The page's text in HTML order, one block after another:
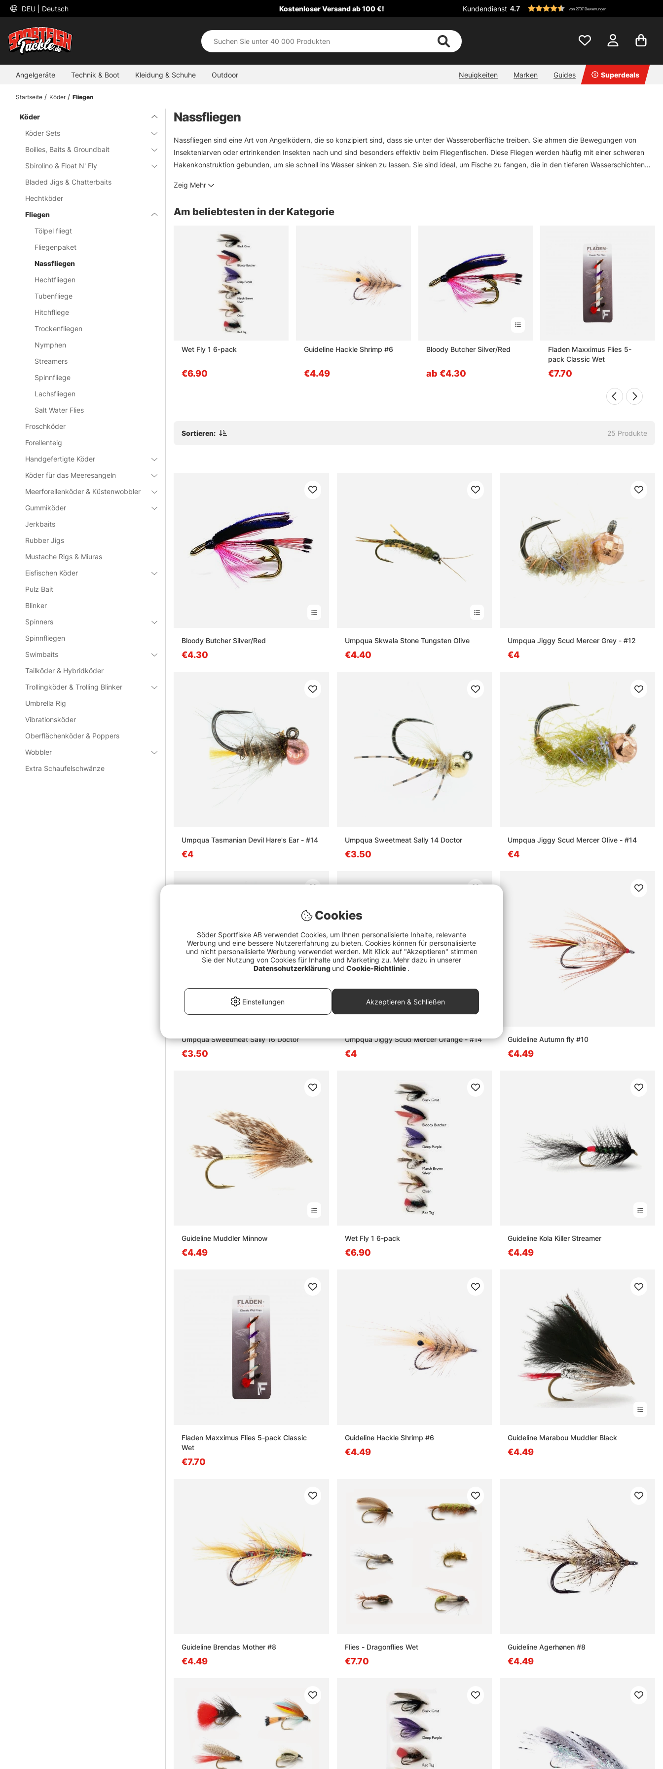
DEU | Deutsch Kostenloser Versand ab 100 €! Kundendienst 4.7 von 2737 Bewertungen
Angelgeräte Technik & Boot Kleidung & Schuhe Outdoor Neuigkeiten Marken Guides Superdeals
Startseite Köder Fliegen
Köder
Köder Sets
Boilies, Baits & Groundbait
Sbirolino & Float N' Fly
Bladed Jigs & Chatterbaits
Hechtköder
Fliegen
Tölpel fliegt
Fliegenpaket
Nassfliegen
Hechtfliegen
Tubenfliege
Hitchfliege
Trockenfliegen
Nymphen
Streamers
Spinnfliege
Lachsfliegen
Salt Water Flies
Froschköder
Forellenteig
Handgefertigte Köder
Köder für das Meeresangeln
Meerforellenköder & Küstenwobbler
Gummiköder
Jerkbaits
Rubber Jigs
Mustache Rigs & Miuras
Eisfischen Köder
Pulz Bait
Blinker
Spinners
Spinnfliegen
Swimbaits
Tailköder & Hybridköder
Trollingköder & Trolling Blinker
Umbrella Rig
Vibrationsköder
Oberflächenköder & Poppers
Wobbler
Extra Schaufelschwänze
Nassfliegen
Nassfliegen sind eine Art von Angelködern, die so konzipiert sind, dass sie unter der Wasseroberfläche treiben. Sie ahmen die Bewegungen von
Insektenlarven oder ertrinkenden Insekten nach und sind besonders effektiv beim Fliegenfischen. Diese Fliegen werden häufig mit einer schweren
Hakenkonstruktion gebunden, um sie schnell ins Wasser sinken zu lassen. Sie sind ideal, um Fische zu fangen, die in den tieferen Wasserschichten
Zeig Mehr
Am beliebtesten in der Kategorie
Darts Flies - Wet flies Wet Fly 1 6-pack
€6.90
Guideline Hackle Shrimp #6
€4.49
Bloody Butcher Silver/Red
ab €4.30
Fladen Maxximus Flies 5-
pack Classic Wet
€7.70
Sortieren: 25 Produkte
Bloody Butcher Silver/Red
€4.30
Umpqua Skwala Stone Tungsten Olive
€4.40
Umpqua Jiggy Scud Mercer Grey - #12
€4
Umpqua Tasmanian Devil Hare's Ear - #14
€4
Umpqua Sweetmeat Sally 14 Doctor
€3.50
Umpqua Jiggy Scud Mercer Olive - #14
€4
Umpqua Sweetmeat Sally 16 Doctor
€3.50
Umpqua Jiggy Scud Mercer Orange - #14
€4
Guideline Autumn fly #10
€4.49
Guideline Muddler Minnow
€4.49
Wet Fly 1 6-pack
€6.90
Guideline Kola Killer Streamer
€4.49
Fladen Maxximus Flies 5-pack Classic
Wet
€7.70
Guideline Hackle Shrimp #6
€4.49
Guideline Marabou Muddler Black
€4.49
Guideline Brendas Mother #8
€4.49
Flies - Dragonflies Wet
€7.70
Guideline Agerhønen #8
€4.49
Cookies
Söder Sportfiske AB verwendet Cookies, um Ihnen personalisierte Inhalte, relevante
Werbung und eine bessere Nutzererfahrung zu bieten. Cookies können für personalisierte
und nicht personalisierte Werbung verwendet werden. Mit Klick auf "Akzeptieren" stimmen
Sie der Nutzung von Cookies für Inhalte und Marketing zu. Mehr dazu in unserer
Datenschutzerklärung und Cookie-Richtlinie .
Einstellungen Akzeptieren & Schließen